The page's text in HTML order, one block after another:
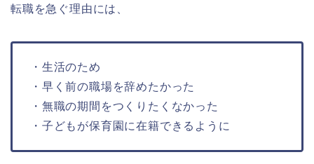
転職を急ぐ理由には、
・生活のため
・早く前の職場を辞めたかった
・無職の期間をつくりたくなかった
・子どもが保育園に在籍できるように